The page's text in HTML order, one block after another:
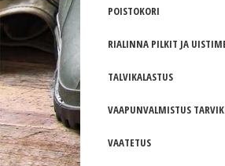
POISTOKORI
RIALINNA PILKIT JA
TALVIKALASTUS
VAAPUNVALMISTUS
VAATETUS